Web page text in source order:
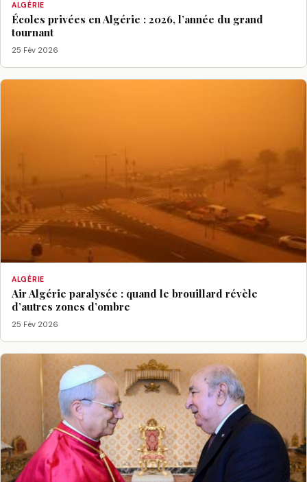
ALGÉRIE
Écoles privées en Algérie : 2026, l’année du grand
tournant
25 Fév 2026
ALGÉRIE
Air Algérie paralysée : quand le brouillard révèle
d’autres zones d’ombre
25 Fév 2026